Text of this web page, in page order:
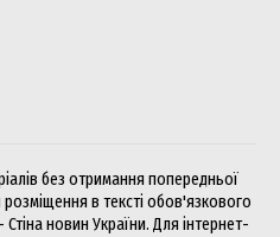
без отримання попередньої
в тексті обов'язкового
новин України. Для інтернет-